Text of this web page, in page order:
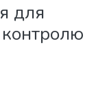
для
контролю